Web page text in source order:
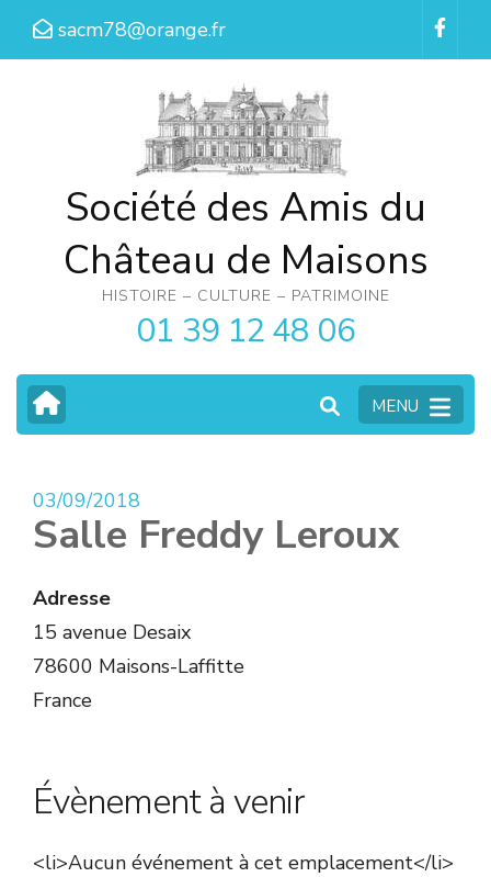
Aller
sacm78@orange.fr
Société des Amis du
Château de Maisons
HISTOIRE – CULTURE – PATRIMOINE
01 39 12 48 06
MENU
03/09/2018
Salle Freddy Leroux
Adresse
15 avenue Desaix
78600 Maisons-Laffitte
France
Évènement à venir
<li>Aucun événement à cet emplacement</li>